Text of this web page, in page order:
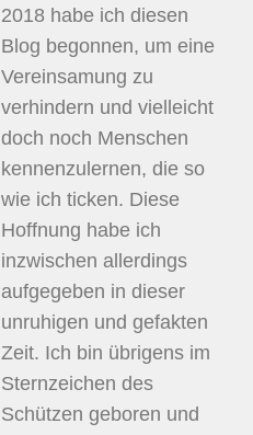
2018 habe ich diesen
Blog begonnen, um eine
Vereinsamung zu
verhindern und vielleicht
doch noch Menschen
kennenzulernen, die so
wie ich ticken. Diese
Hoffnung habe ich
inzwischen allerdings
aufgegeben in dieser
unruhigen und gefakten
Zeit. Ich bin übrigens im
Sternzeichen des
Schützen geboren und